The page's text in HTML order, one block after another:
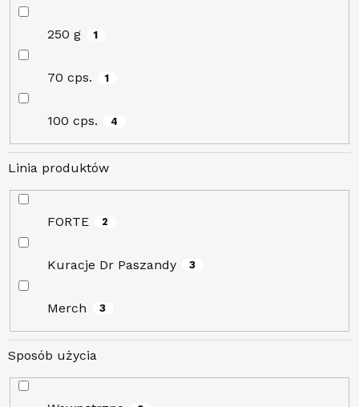
250 g 1
70 cps. 1
100 cps. 4
Linia produktów
FORTE 2
Kuracje Dr Paszandy 3
Merch 3
Sposób użycia